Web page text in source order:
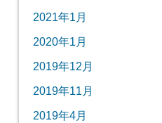
2021年1月
2020年1月
2019年12月
2019年11月
2019年4月